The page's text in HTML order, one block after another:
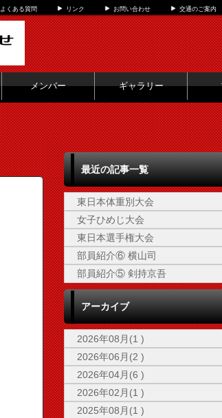
よくある質問 リンク お問い合わせ 交通のご案内
メンバー ギャラリー
最近の記事一覧
東日本体重別大会
女子ひめじ大会
東日本選手権大会
部員紹介⑥ 横山司
部員紹介⑤ 剣持京吾
アーカイブ
2026年08月(1 )
2026年06月(2 )
2026年04月(6 )
2026年02月(1 )
2025年08月(1 )